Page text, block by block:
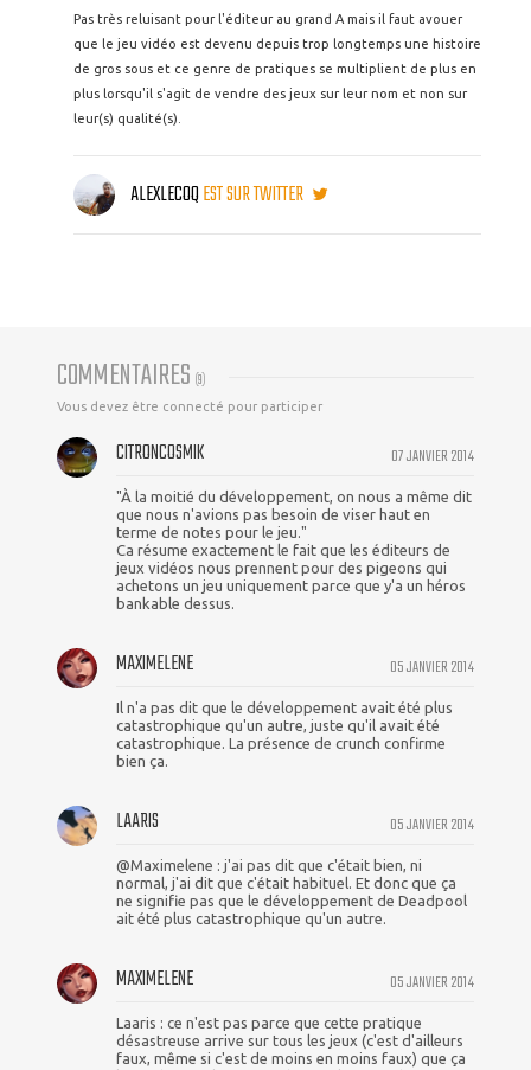
Pas très reluisant pour l'éditeur au grand A mais il faut avouer
que le jeu vidéo est devenu depuis trop longtemps une histoire
de gros sous et ce genre de pratiques se multiplient de plus en
plus lorsqu'il s'agit de vendre des jeux sur leur nom et non sur
leur(s) qualité(s).
ALEXLECOQEST SUR TWITTER
COMMENTAIRES (9)
Vous devez être connecté pour participer
07 JANVIER 2014
CITRONCOSMIK
"À la moitié du développement, on nous a même dit
que nous n'avions pas besoin de viser haut en
terme de notes pour le jeu."
Ca résume exactement le fait que les éditeurs de
jeux vidéos nous prennent pour des pigeons qui
achetons un jeu uniquement parce que y'a un héros
bankable dessus.
05 JANVIER 2014
MAXIMELENE
Il n'a pas dit que le développement avait été plus
catastrophique qu'un autre, juste qu'il avait été
catastrophique. La présence de crunch confirme
bien ça.
05 JANVIER 2014
LAARIS
@Maximelene : j'ai pas dit que c'était bien, ni
normal, j'ai dit que c'était habituel. Et donc que ça
ne signifie pas que le développement de Deadpool
ait été plus catastrophique qu'un autre.
05 JANVIER 2014
MAXIMELENE
Laaris : ce n'est pas parce que cette pratique
désastreuse arrive sur tous les jeux (c'est d'ailleurs
faux, même si c'est de moins en moins faux) que ça